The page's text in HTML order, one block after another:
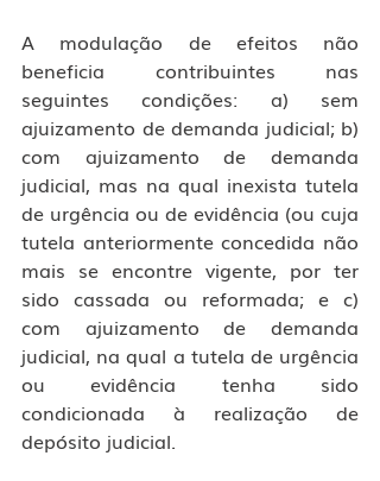
A modulação de efeitos não
beneficia contribuintes nas
seguintes condições: a) sem
ajuizamento de demanda judicial; b)
com ajuizamento de demanda
judicial, mas na qual inexista tutela
de urgência ou de evidência (ou cuja
tutela anteriormente concedida não
mais se encontre vigente, por ter
sido cassada ou reformada; e c)
com ajuizamento de demanda
judicial, na qual a tutela de urgência
ou evidência tenha sido
condicionada à realização de
depósito judicial.